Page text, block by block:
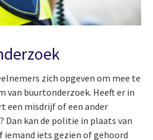
zich opgeven om mee te
van buurtonderzoek. Heeft er in
een misdrijf of een ander
Dan kan de politie in plaats van
iemand iets gezien of gehoord